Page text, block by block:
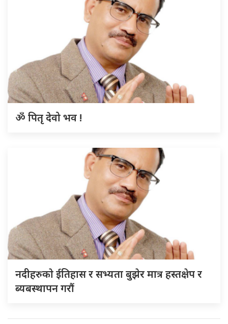
ॐ पितृ देवो भव !
नदीहरुकाे ईतिहास र सभ्यता बुझेर मात्र हस्तक्षेप र
ब्यबस्थापन गराैं